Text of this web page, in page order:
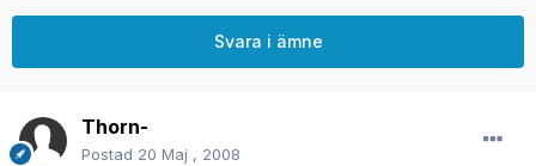
Svara i ämne
Thorn-
Postad 20 Maj , 2008